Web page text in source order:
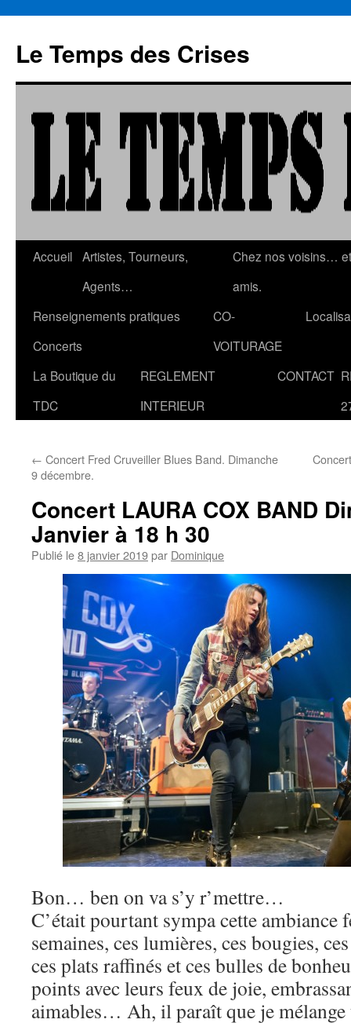
contenu
Le Temps des Crises
Accueil Artistes, Tourneurs,
Agents…
Chez nos voisins… et
amis.
Renseignements pratiques
Concerts
CO-
VOITURAGE
La Boutique du
TDC
REGLEMENT
INTERIEUR
CONTACT
← Concert Fred Cruveiller Blues Band. Dimanche
9 décembre.
Concert LAURA COX BAND
Janvier à 18 h 30
Publié le8 janvier 2019par Dominique
Bon… ben on va s’y r’mettre…
C’était pourtant sympa cette ambiance
semaines, ces lumières, ces bougies,
ces plats raffinés et ces bulles de
points avec leurs feux de joie,
aimables… Ah, il paraît que je